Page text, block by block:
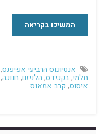
המשיכו בקריאה
אנטיוכוס הרביעי אפיפנס,
תלמי,בקכידס, הלניזם, חנוכה,
איסוס, קרב אמאוס